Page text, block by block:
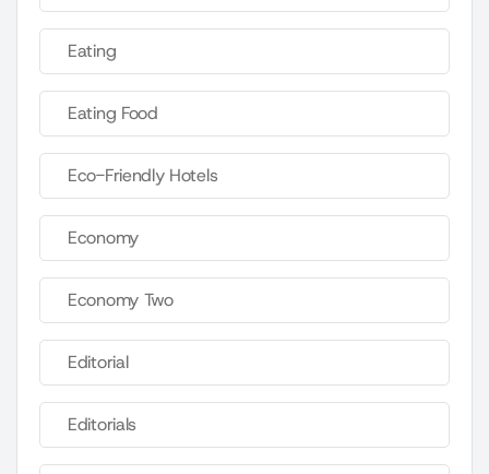
Eating
Eating Food
Eco-Friendly Hotels
Economy
Economy Two
Editorial
Editorials